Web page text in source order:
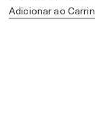
Adicionar ao